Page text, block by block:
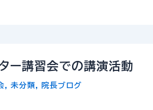
ー講習会での講演活動
未分類 院長ブログ